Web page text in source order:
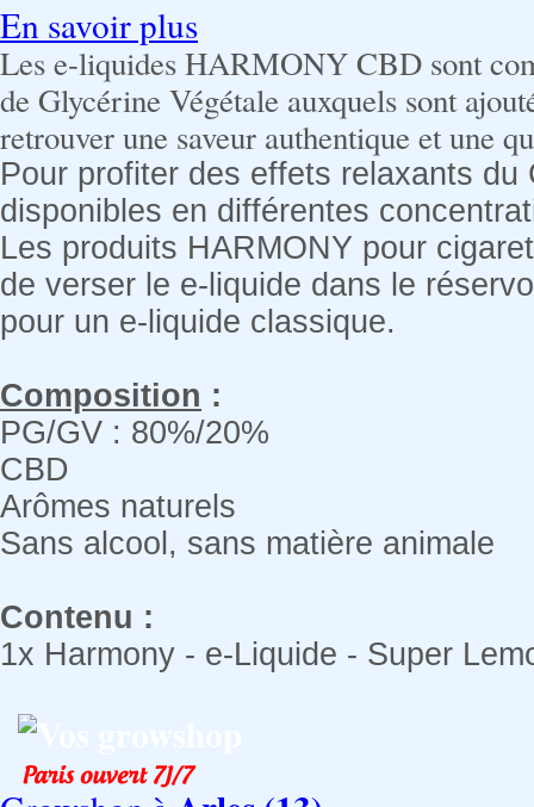
En savoir plus
Les e-liquides HARMONY CBD sont
de Glycérine Végétale auxquels sont
retrouver une saveur authentique et une
Pour profiter des effets relaxants
disponibles en différentes
Les produits HARMONY pour
de verser le e-liquide dans le
pour un e-liquide classique.
Composition :
PG/GV : 80%/20%
CBD
Arômes naturels
Sans alcool, sans matière animale
Contenu :
1x Harmony - e-Liquide - Super